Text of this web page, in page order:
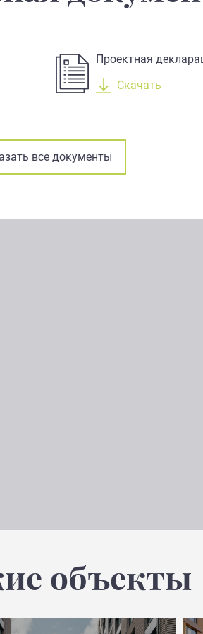
Проектная
Скачать
все документы
объекты